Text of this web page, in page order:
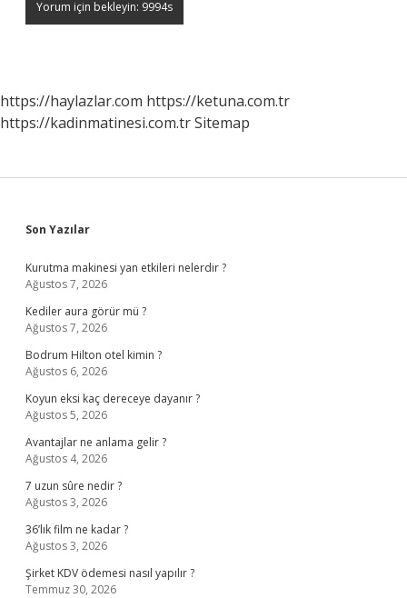
https://haylazlar.com https://ketuna.com.tr
https://kadinmatinesi.com.trSitemap
Sidebar
Son Yazılar
Kurutma makinesi yan etkileri nelerdir ?
Ağustos 7, 2026
Kediler aura görür mü ?
Ağustos 7, 2026
Bodrum Hilton otel kimin ?
Ağustos 6, 2026
Koyun eksi kaç dereceye dayanır ?
Ağustos 5, 2026
Avantajlar ne anlama gelir ?
Ağustos 4, 2026
7 uzun sûre nedir ?
Ağustos 3, 2026
36’lık film ne kadar ?
Ağustos 3, 2026
Şirket KDV ödemesi nasıl yapılır ?
Temmuz 30, 2026